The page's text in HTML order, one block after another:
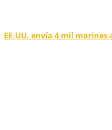
EE.UU. envía 4 mil